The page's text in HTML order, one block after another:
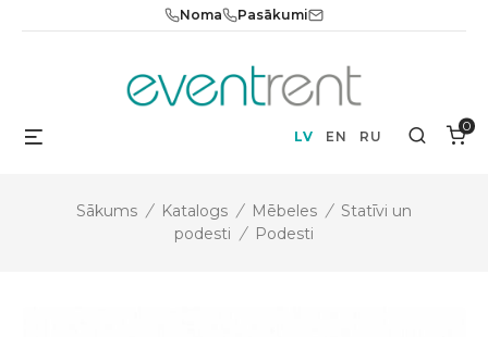
Noma Pasākumi
LV EN RU Search
0
Sākums / Katalogs / Mēbeles / Statīvi un
podesti / Podesti